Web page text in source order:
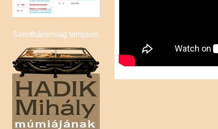
Szentháromság templom